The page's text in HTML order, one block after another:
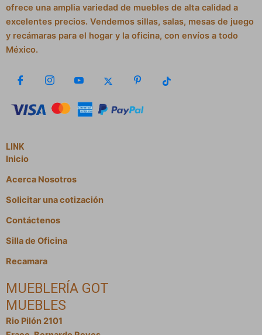
ofrece una amplia variedad de muebles de alta calidad a
excelentes precios. Vendemos sillas, salas, mesas de juego
y recámaras para el hogar y la oficina, con envíos a todo
México.
LINK
Inicio
Acerca Nosotros
Solicitar una cotización
Contáctenos
Silla de Oficina
Recamara
MUEBLERÍA GOT
MUEBLES
Rio Pilón 2101